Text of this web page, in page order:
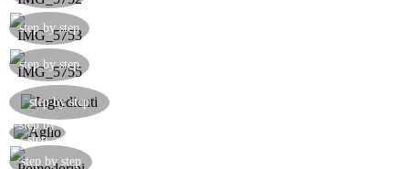
step by step
step by step
step by step
step by
step
step by step